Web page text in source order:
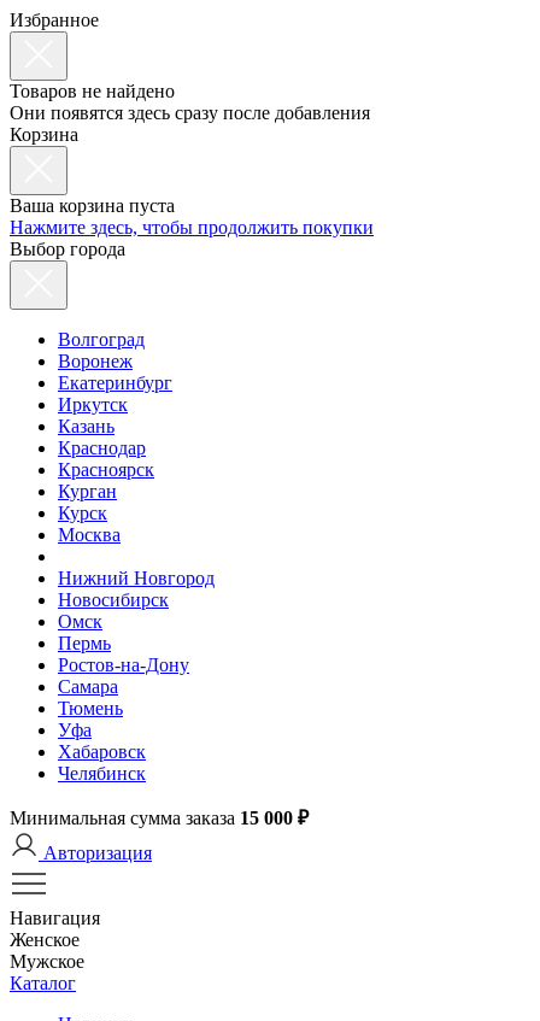
Избранное
Товаров не найдено
Они появятся здесь сразу после добавления
Корзина
Ваша корзина пуста
Нажмите здесь, чтобы продолжить покупки
Выбор города
Волгоград
Воронеж
Екатеринбург
Иркутск
Казань
Краснодар
Красноярск
Курган
Курск
Москва
Нижний Новгород
Новосибирск
Омск
Пермь
Ростов-на-Дону
Самара
Тюмень
Уфа
Хабаровск
Челябинск
Минимальная сумма заказа 15 000 ₽
Авторизация
Навигация
Женское
Мужское
Каталог